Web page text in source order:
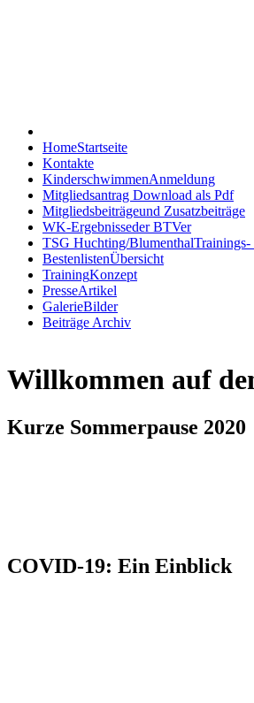
HomeStartseite
Kontakte
KinderschwimmenAnmeldung
Mitgliedsantrag Download als Pdf
Mitgliedsbeiträgeund Zusatzbeiträge
WK-Ergebnisseder BTVer
TSG Huchting/BlumenthalTrainings-
BestenlistenÜbersicht
TrainingKonzept
PresseArtikel
GalerieBilder
Beiträge Archiv
Willkommen auf
Kurze Sommerpause 2020
COVID-19: Ein Einblick